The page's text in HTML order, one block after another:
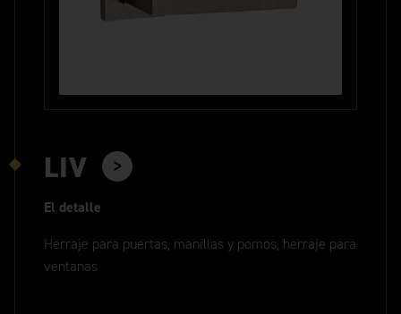
LIV
El detalle
Herraje para puertas, manillas y pomos, herraje para
ventanas